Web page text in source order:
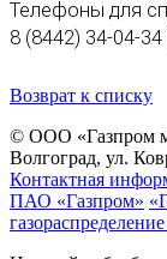
Телефоны для
8 (8442) 34-04-34
Возврат к списку
© ООО «Газпром
Волгоград, ул.
Контактная
ПАО «Газпром»